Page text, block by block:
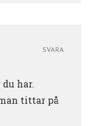
har.
tittar på
SVARA